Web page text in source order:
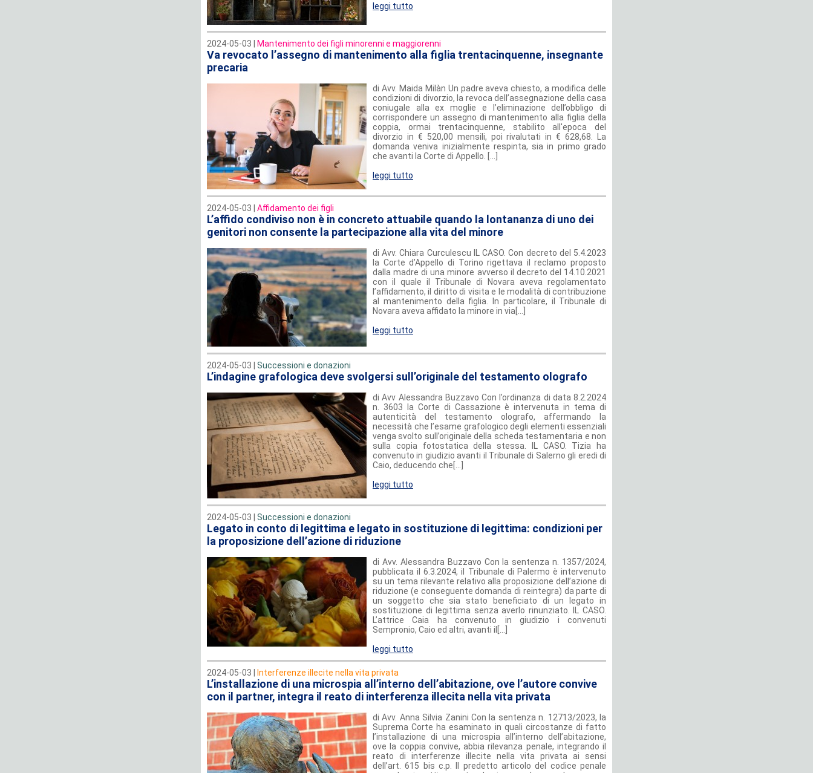
leggi tutto
2024-05-03 | Mantenimento dei figli minorenni e maggiorenni
Va revocato l’assegno di mantenimento alla figlia trentacinquenne, insegnante
precaria
di Avv. Maida Milàn Un padre aveva chiesto, a modifica delle
condizioni di divorzio, la revoca dell’assegnazione della casa
coniugale alla ex moglie e l’eliminazione dell’obbligo di
corrispondere un assegno di mantenimento alla figlia della
coppia, ormai trentacinquenne, stabilito all'epoca del
divorzio in € 520,00 mensili, poi rivalutati in € 628,68. La
domanda veniva inizialmente respinta, sia in primo grado
che avanti la Corte di Appello. [...]
leggi tutto
2024-05-03 | Affidamento dei figli
L’affido condiviso non è in concreto attuabile quando la lontananza di uno dei
genitori non consente la partecipazione alla vita del minore
di Avv. Chiara Curculescu IL CASO. Con decreto del 5.4.2023
la Corte d’Appello di Torino rigettava il reclamo proposto
dalla madre di una minore avverso il decreto del 14.10.2021
con il quale il Tribunale di Novara aveva regolamentato
l’affidamento, il diritto di visita e le modalità di contribuzione
al mantenimento della figlia. In particolare, il Tribunale di
Novara aveva affidato la minore in via[...]
leggi tutto
2024-05-03 | Successioni e donazioni
L’indagine grafologica deve svolgersi sull’originale del testamento olografo
di Avv Alessandra Buzzavo Con l’ordinanza di data 8.2.2024
n. 3603 la Corte di Cassazione è intervenuta in tema di
autenticità del testamento olografo, affermando la
necessità che l’esame grafologico degli elementi essenziali
venga svolto sull’originale della scheda testamentaria e non
sulla copia fotostatica della stessa. IL CASO. Tizia ha
convenuto in giudizio avanti il Tribunale di Salerno gli eredi di
Caio, deducendo che[...]
leggi tutto
2024-05-03 | Successioni e donazioni
Legato in conto di legittima e legato in sostituzione di legittima: condizioni per
la proposizione dell’azione di riduzione
di Avv. Alessandra Buzzavo Con la sentenza n. 1357/2024,
pubblicata il 6.3.2024, il Tribunale di Palermo è intervenuto
su un tema rilevante relativo alla proposizione dell’azione di
riduzione (e conseguente domanda di reintegra) da parte di
un soggetto che sia stato beneficiato di un legato in
sostituzione di legittima senza averlo rinunziato. IL CASO.
L’attrice Caia ha convenuto in giudizio i convenuti
Sempronio, Caio ed altri, avanti il[...]
leggi tutto
2024-05-03 | Interferenze illecite nella vita privata
L’installazione di una microspia all’interno dell’abitazione, ove l’autore convive
con il partner, integra il reato di interferenza illecita nella vita privata
di Avv. Anna Silvia Zanini Con la sentenza n. 12713/2023, la
Suprema Corte ha esaminato in quali circostanze di fatto
l’installazione di una microspia all’interno dell’abitazione,
ove la coppia convive, abbia rilevanza penale, integrando il
reato di interferenze illecite nella vita privata ai sensi
dell’art. 615 bis c.p. Il predetto articolo del codice penale